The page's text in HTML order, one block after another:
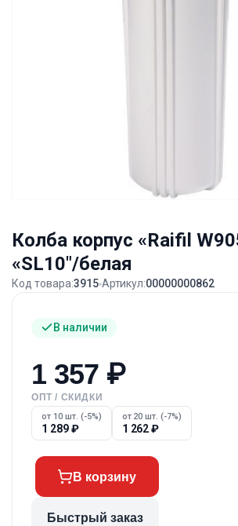
Колба корпус «Raifil
«SL10″/белая
Код товара:3915 Артикул:00000000862
В наличии
1 357 ₽
ОПТ / СКИДКИ
от 10 шт. (-5%)
1 289₽
от 20 шт. (-7%)
1 262₽
В корзину
Быстрый заказ